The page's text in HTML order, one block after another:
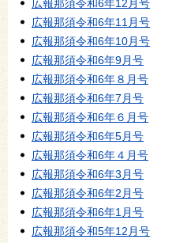
広報那須令和6年12月号
広報那須令和6年11月号
広報那須令和6年10月号
広報那須令和6年9月号
広報那須令和6年８月号
広報那須令和6年7月号
広報那須令和6年６月号
広報那須令和6年5月号
広報那須令和6年４月号
広報那須令和6年3月号
広報那須令和6年2月号
広報那須令和6年1月号
広報那須令和5年12月号